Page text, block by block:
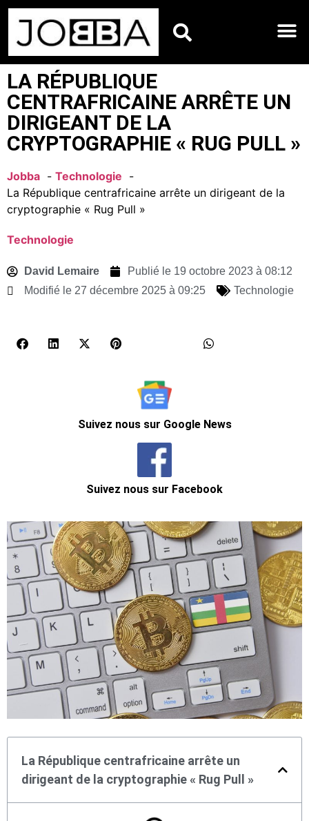
LA RÉPUBLIQUE
CENTRAFRICAINE ARRÊTE UN
DIRIGEANT DE LA
CRYPTOGRAPHIE « RUG PULL »
Jobba
Technologie
La République centrafricaine arrête un dirigeant de la
cryptographie « Rug Pull »
Technologie
David Lemaire Publié le 19 octobre 2023 à 08:12
Modifié le 27 décembre 2025 à 09:25
Technologie
Suivez nous sur Google News
Suivez nous sur Facebook
La République centrafricaine arrête un
dirigeant de la cryptographie « Rug Pull »